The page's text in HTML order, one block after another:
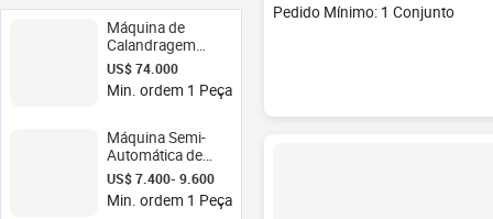
Máquina de
Calandragem
Hidráulica a
Quente para
Células de Lítio
Desenrolamento e
Reenrolamento
US$ 74.000
Min. ordem 1 Peça
Máquina Semi-
Automática de
Empilhamento de
Eletrodos para
Equipamentos de
US$ 7.400- 9.600
Min. ordem 1 Peça
Pedido Mínimo: 1 Conjunto